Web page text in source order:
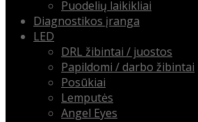
Puodelių laikikliai
Diagnostikos įranga
LED
DRL žibintai / juostos
Papildomi / darbo žibintai
Posūkiai
Lemputės
Angel Eyes